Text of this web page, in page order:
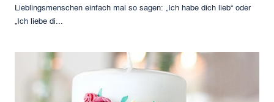
Lieblingsmenschen einfach mal so sagen: „Ich habe dich lieb“ oder
„Ich liebe di...